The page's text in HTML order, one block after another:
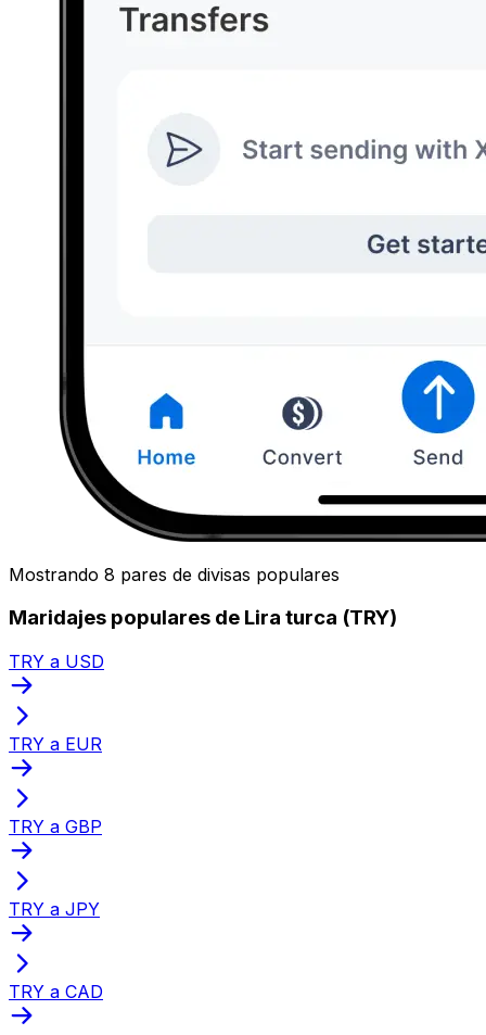
Mostrando 8 pares de divisas populares
Maridajes populares de Lira turca (TRY)
TRY a USD
TRY a EUR
TRY a GBP
TRY a JPY
TRY a CAD